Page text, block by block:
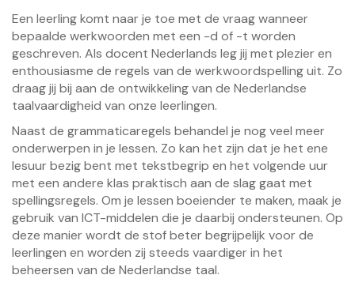
Een leerling komt naar je toe met de vraag wanneer
bepaalde werkwoorden met een -d of -t worden
geschreven. Als docent Nederlands leg jij met plezier en
enthousiasme de regels van de werkwoordspelling uit. Zo
draag jij bij aan de ontwikkeling van de Nederlandse
taalvaardigheid van onze leerlingen.
Naast de grammaticaregels behandel je nog veel meer
onderwerpen in je lessen. Zo kan het zijn dat je het ene
lesuur bezig bent met tekstbegrip en het volgende uur
met een andere klas praktisch aan de slag gaat met
spellingsregels. Om je lessen boeiender te maken, maak je
gebruik van ICT-middelen die je daarbij ondersteunen. Op
deze manier wordt de stof beter begrijpelijk voor de
leerlingen en worden zij steeds vaardiger in het
beheersen van de Nederlandse taal.